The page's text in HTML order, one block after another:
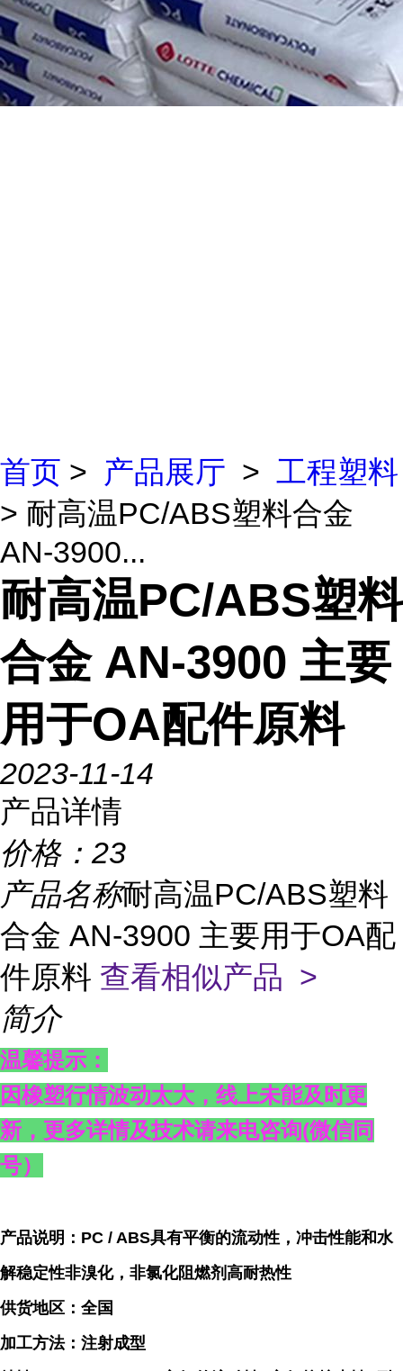
首页 > 产品展厅 > 工程塑料
> 耐高温PC/ABS塑料合金
AN-3900...
耐高温PC/ABS塑料
合金 AN-3900 主要
用于OA配件原料
2023-11-14
产品详情
价格： 23
产品名称耐高温PC/ABS塑料
合金 AN-3900 主要用于OA配
件原料 查看相似产品 >
简介
温馨提示：
因橡塑行情波动太大，线上未能及时更
新，更多详情及技术请来电咨询(微信同
号）
产品说明：PC / ABS具有平衡的流动性，冲击性能和水
解稳定性非溴化，非氯化阻燃剂高耐热性
供货地区：全国
加工方法：注射成型